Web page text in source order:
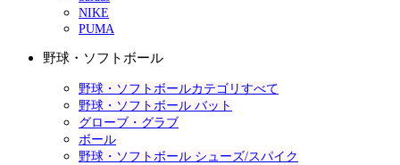
NIKE
PUMA
野球・ソフトボール
野球・ソフトボールカテゴリすべて
野球・ソフトボール バット
グローブ・グラブ
ボール
野球・ソフトボール シューズ/スパイク